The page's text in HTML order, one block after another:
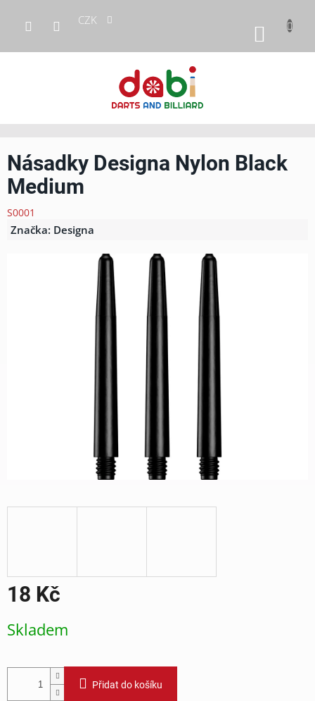
obsah
CZK
KOŠÍK
Násadky Designa Nylon Black
Medium
S0001
Značka: Designa
18 Kč
cena:
Skladem
Přidat do košíku